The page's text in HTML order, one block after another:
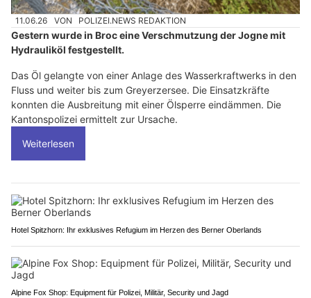
11.06.26 VON POLIZEI.NEWS REDAKTION
Gestern wurde in Broc eine Verschmutzung der Jogne mit
Hydrauliköl festgestellt.
Das Öl gelangte von einer Anlage des Wasserkraftwerks in den
Fluss und weiter bis zum Greyerzersee. Die Einsatzkräfte
konnten die Ausbreitung mit einer Ölsperre eindämmen. Die
Kantonspolizei ermittelt zur Ursache.
Weiterlesen
Hotel Spitzhorn: Ihr exklusives Refugium im Herzen des Berner Oberlands
Alpine Fox Shop: Equipment für Polizei, Militär, Security und Jagd